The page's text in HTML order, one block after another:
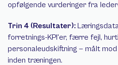
opfølgende vurderinger fra
Trin 4 (Resultater):
forretnings-KPI'er, færre fejl,
personaleudskiftning — målt
inden træningen.